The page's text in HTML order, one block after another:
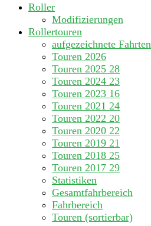
Roller
Modifizierungen
Rollertouren
aufgezeichnete Fahrten
Touren 2026
Touren 2025 28
Touren 2024 23
Touren 2023 16
Touren 2021 24
Touren 2022 20
Touren 2020 22
Touren 2019 21
Touren 2018 25
Touren 2017 29
Statistiken
Gesamtfahrbereich
Fahrbereich
Touren (sortierbar)